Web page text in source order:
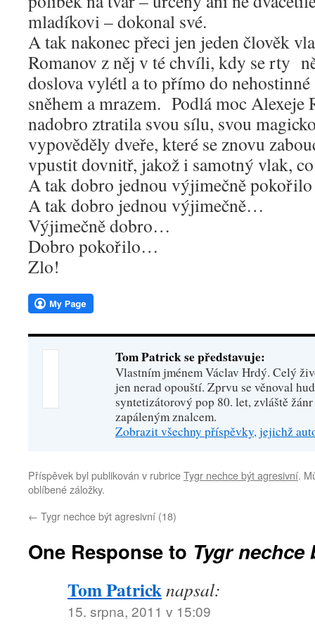
mladíkovi – dokonal své.
A tak nakonec přeci jen jeden člověk
Romanov z něj v té chvíli, kdy se rty
doslova vylétl a to přímo do
sněhem a mrazem. Podlá moc Alexeje
nadobro ztratila svou sílu, svou
vypověděly dveře, které se znovu
vpustit dovnitř, jakož i samotný vlak,
A tak dobro jednou výjimečně
A tak dobro jednou výjimečně…
Výjimečně dobro…
Dobro pokořilo…
Zlo!
Tom Patrick se představuje:
Vlastním jménem Václav Hrdý. Celý
jen nerad opouští. Zprvu se věnoval
syntetizátorový pop 80. let, zvláště
zapáleným znalcem.
Zobrazit všechny příspěvky, jejichž
Příspěvek byl publikován v rubriceTygr nechce být agresivní.
oblíbené záložky.
← Tygr nechce být agresivní (18)
One Response to Tygr nechce
Tom Patricknapsal:
15. srpna, 2011 v 15:09